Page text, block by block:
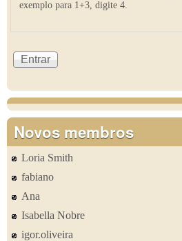
exemplo para 1+3, digite 4.
Novos membros
Loria Smith
fabiano
Ana
Isabella Nobre
igor.oliveira